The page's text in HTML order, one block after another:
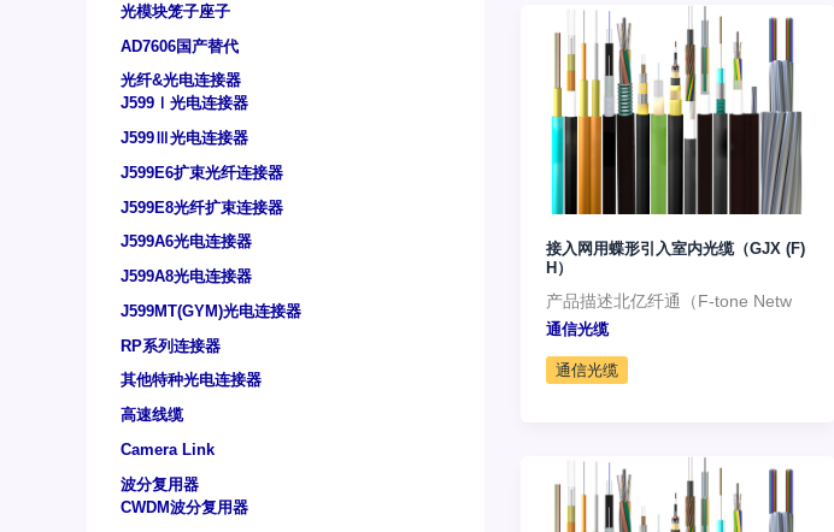
光模块笼子座子
AD7606国产替代
光纤&光电连接器
J599Ⅰ光电连接器
J599Ⅲ光电连接器
J599E6扩束光纤连接器
J599E8光纤扩束连接器
J599A6光电连接器
J599A8光电连接器
J599MT(GYM)光电连接器
RP系列连接器
其他特种光电连接器
高速线缆
Camera Link
波分复用器
CWDM波分复用器
接入网用蝶形引入室内光缆（GJX (F)
H）
产品描述北亿纤通（F-tone Netw
通信光缆
通信光缆